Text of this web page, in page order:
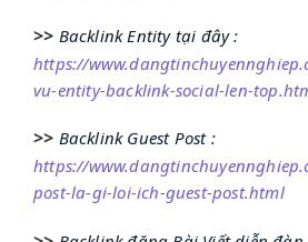
>> Backlink Entity tại đây :
https://
vu-entity-backlink-social-len-
>> Backlink Guest Post :
https://
post-la-gi-loi-ich-guest-post.html